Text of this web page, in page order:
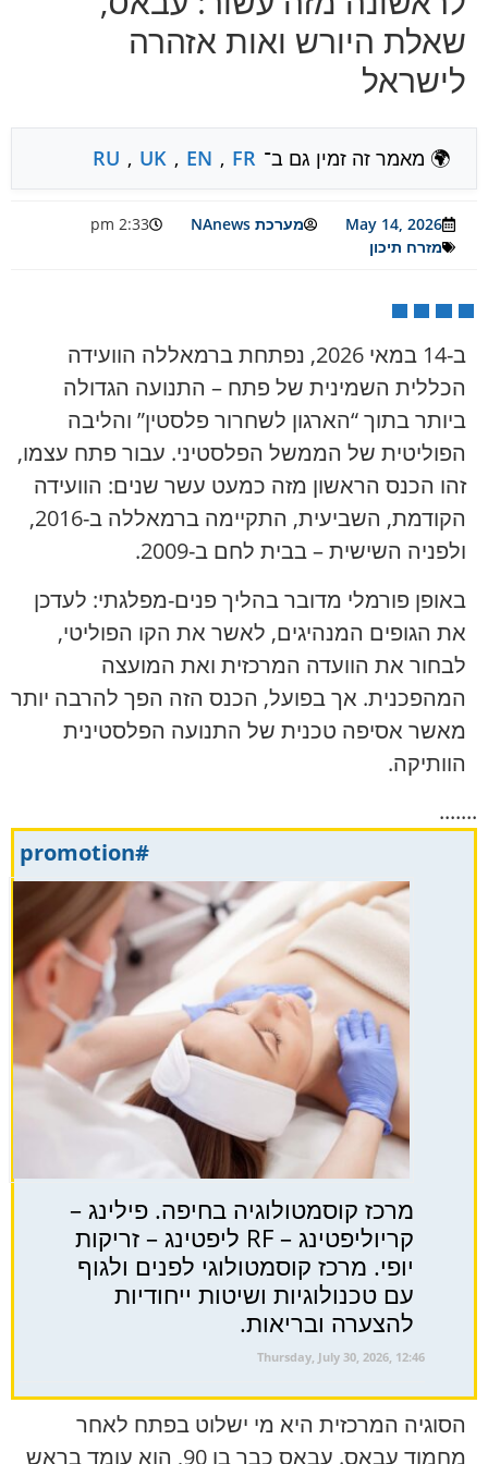
שאלת היורש ואות אזהרה
לישראל
🌍 מאמר זה זמין גם ב־ RU , UK , EN , FR
May 14, 2026 מערכת NAnews
2:33 pm
מזרח תיכון
ב-14 במאי 2026, נפתחת ברמאללה הוועידה
הכללית השמינית של פתח – התנועה הגדולה
ביותר בתוך “הארגון לשחרור פלסטין” והליבה
הפוליטית של הממשל הפלסטיני. עבור פתח עצמו,
זהו הכנס הראשון מזה כמעט עשר שנים: הוועידה
הקודמת, השביעית, התקיימה ברמאללה ב-2016,
ולפניה השישית – בבית לחם ב-2009.
באופן פורמלי מדובר בהליך פנים-מפלגתי: לעדכן
את הגופים המנהיגים, לאשר את הקו הפוליטי,
לבחור את הוועדה המרכזית ואת המועצה
המהפכנית. אך בפועל, הכנס הזה הפך להרבה יותר
מאשר אסיפה טכנית של התנועה הפלסטינית
הוותיקה.
.......
#promotion
מרכז קוסמטולוגיה בחיפה. פילינג –
קריוליפטינג – RF ליפטינג – זריקות
יופי. מרכז קוסמטולוגי לפנים ולגוף
עם טכנולוגיות ושיטות ייחודיות
להצערה ובריאות.
Thursday, July 30, 2026, 12:46
הסוגיה המרכזית היא מי ישלוט בפתח לאחר
מחמוד עבאס. עבאס כבר בן 90, הוא עומד בראש